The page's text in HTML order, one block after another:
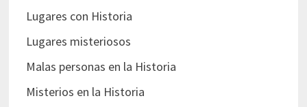
Lugares con Historia
Lugares misteriosos
Malas personas en la Historia
Misterios en la Historia